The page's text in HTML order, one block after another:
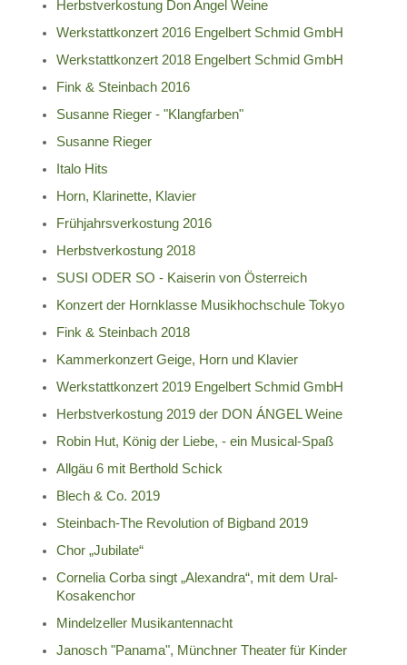
Herbstverkostung Don Angel Weine
Werkstattkonzert 2016 Engelbert Schmid GmbH
Werkstattkonzert 2018 Engelbert Schmid GmbH
Fink & Steinbach 2016
Susanne Rieger - "Klangfarben"
Susanne Rieger
Italo Hits
Horn, Klarinette, Klavier
Frühjahrsverkostung 2016
Herbstverkostung 2018
SUSI ODER SO - Kaiserin von Österreich
Konzert der Hornklasse Musikhochschule Tokyo
Fink & Steinbach 2018
Kammerkonzert Geige, Horn und Klavier
Werkstattkonzert 2019 Engelbert Schmid GmbH
Herbstverkostung 2019 der DON ÁNGEL Weine
Robin Hut, König der Liebe, - ein Musical-Spaß
Allgäu 6 mit Berthold Schick
Blech & Co. 2019
Steinbach-The Revolution of Bigband 2019
Chor „Jubilate“
Cornelia Corba singt „Alexandra“, mit dem Ural-
Kosakenchor
Mindelzeller Musikantennacht
Janosch "Panama", Münchner Theater für Kinder